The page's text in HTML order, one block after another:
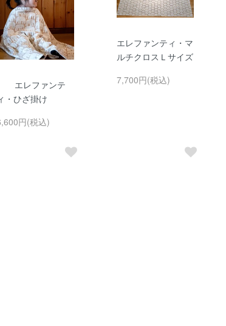
エレファンテ
・ひざ掛け
円(税込)
エレファンティ・マ
ルチクロスＬサイズ
7,700円(税込)